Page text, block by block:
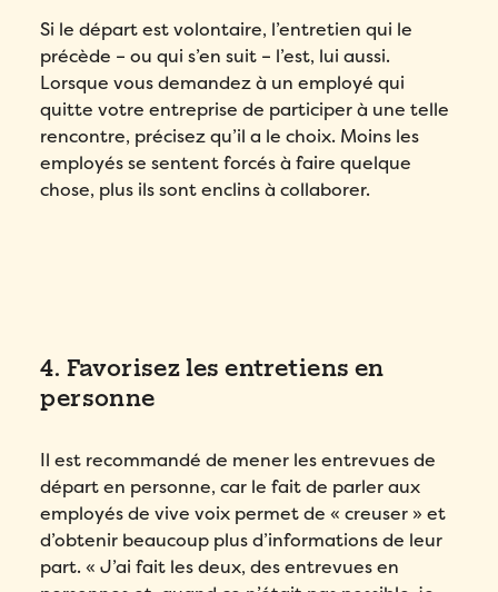
Si le départ est volontaire, l’entretien qui le
précède – ou qui s’en suit – l’est, lui aussi.
Lorsque vous demandez à un employé qui
quitte votre entreprise de participer à une telle
rencontre, précisez qu’il a le choix. Moins les
employés se sentent forcés à faire quelque
chose, plus ils sont enclins à collaborer.
4. Favorisez les entretiens en
personne
Il est recommandé de mener les entrevues de
départ en personne, car le fait de parler aux
employés de vive voix permet de « creuser » et
d’obtenir beaucoup plus d’informations de leur
part. « J’ai fait les deux, des entrevues en